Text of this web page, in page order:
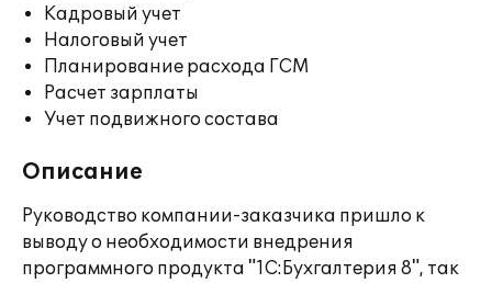
Кадровый учет
Налоговый учет
Планирование расхода ГСМ
Расчет зарплаты
Учет подвижного состава
Описание
Руководство компании-заказчика пришло к
выводу о необходимости внедрения
программного продукта "1С:Бухгалтерия 8", так